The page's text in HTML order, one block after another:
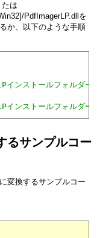
は
PdfImagerLP.dllを
か、以下のような手順
インストールフォル
インストールフォル
るサンプルコー
変換するサンプルコー